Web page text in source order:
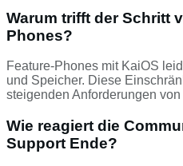
Warum trifft der Schritt
Phones?
Feature-Phones mit KaiOS
und Speicher. Diese
steigenden Anforderungen
Wie reagiert die
Support Ende?